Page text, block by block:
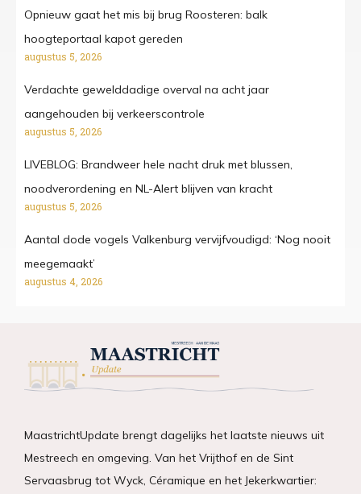
Opnieuw gaat het mis bij brug Roosteren: balk
hoogteportaal kapot gereden
augustus 5, 2026
Verdachte gewelddadige overval na acht jaar
aangehouden bij verkeerscontrole
augustus 5, 2026
LIVEBLOG: Brandweer hele nacht druk met blussen,
noodverordening en NL-Alert blijven van kracht
augustus 5, 2026
Aantal dode vogels Valkenburg vervijfvoudigd: ‘Nog nooit
meegemaakt’
augustus 4, 2026
MaastrichtUpdate brengt dagelijks het laatste nieuws uit
Mestreech en omgeving. Van het Vrijthof en de Sint
Servaasbrug tot Wyck, Céramique en het Jekerkwartier: